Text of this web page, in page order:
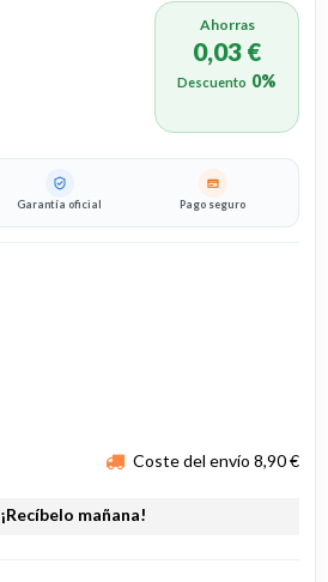
Ahorras
0,03 €
Descuento 0%
Garantía oficial Pago seguro
Coste del envío 8,90 €
¡Recíbelo mañana!